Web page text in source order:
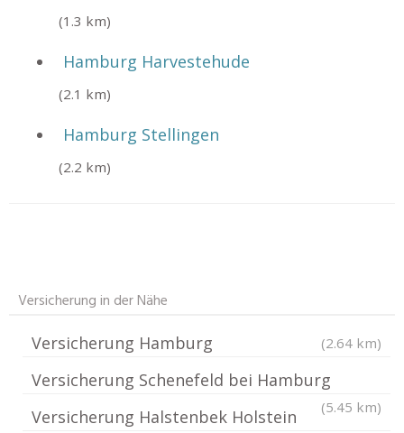
(1.3 km)
Hamburg Harvestehude
(2.1 km)
Hamburg Stellingen
(2.2 km)
Versicherung in der Nähe
Versicherung Hamburg (2.64 km)
Versicherung Schenefeld bei Hamburg
(5.45 km)
Versicherung Halstenbek Holstein